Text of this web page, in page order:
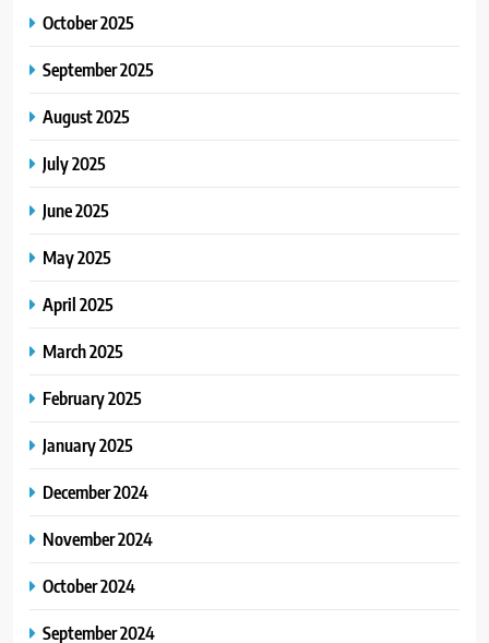
October 2025
September 2025
August 2025
July 2025
June 2025
May 2025
April 2025
March 2025
February 2025
January 2025
December 2024
November 2024
October 2024
September 2024